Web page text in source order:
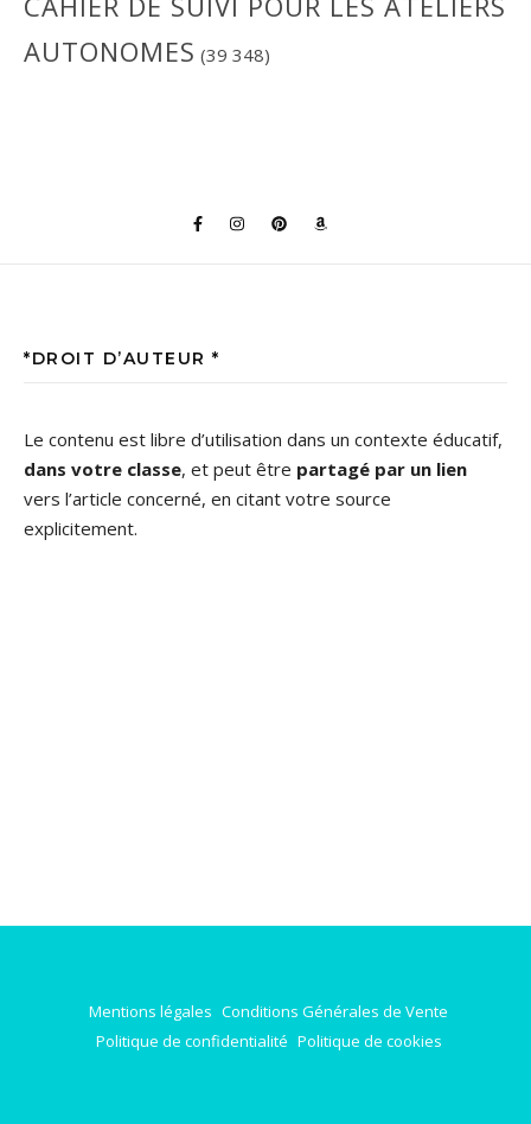
AUTONOMES (39 348)
*DROIT D’AUTEUR *
Le contenu est libre d’utilisation dans un contexte éducatif,
dans votre classe, et peut être partagé par un lien
vers l’article concerné, en citant votre source
explicitement.
Mentions légales Conditions Générales de Vente
Politique de confidentialité Politique de cookies